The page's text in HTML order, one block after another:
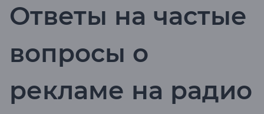
Ответы на частые
вопросы о
рекламе на радио
Республика Чувашия
Цивильск
Чебоксары
Ростовская область